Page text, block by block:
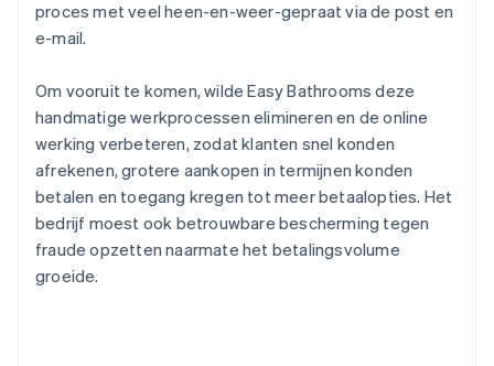
proces met veel heen-en-weer-gepraat via de post en
e-mail.
Om vooruit te komen, wilde Easy Bathrooms deze
handmatige werkprocessen elimineren en de online
werking verbeteren, zodat klanten snel konden
afrekenen, grotere aankopen in termijnen konden
betalen en toegang kregen tot meer betaalopties. Het
bedrijf moest ook betrouwbare bescherming tegen
fraude opzetten naarmate het betalingsvolume
groeide.